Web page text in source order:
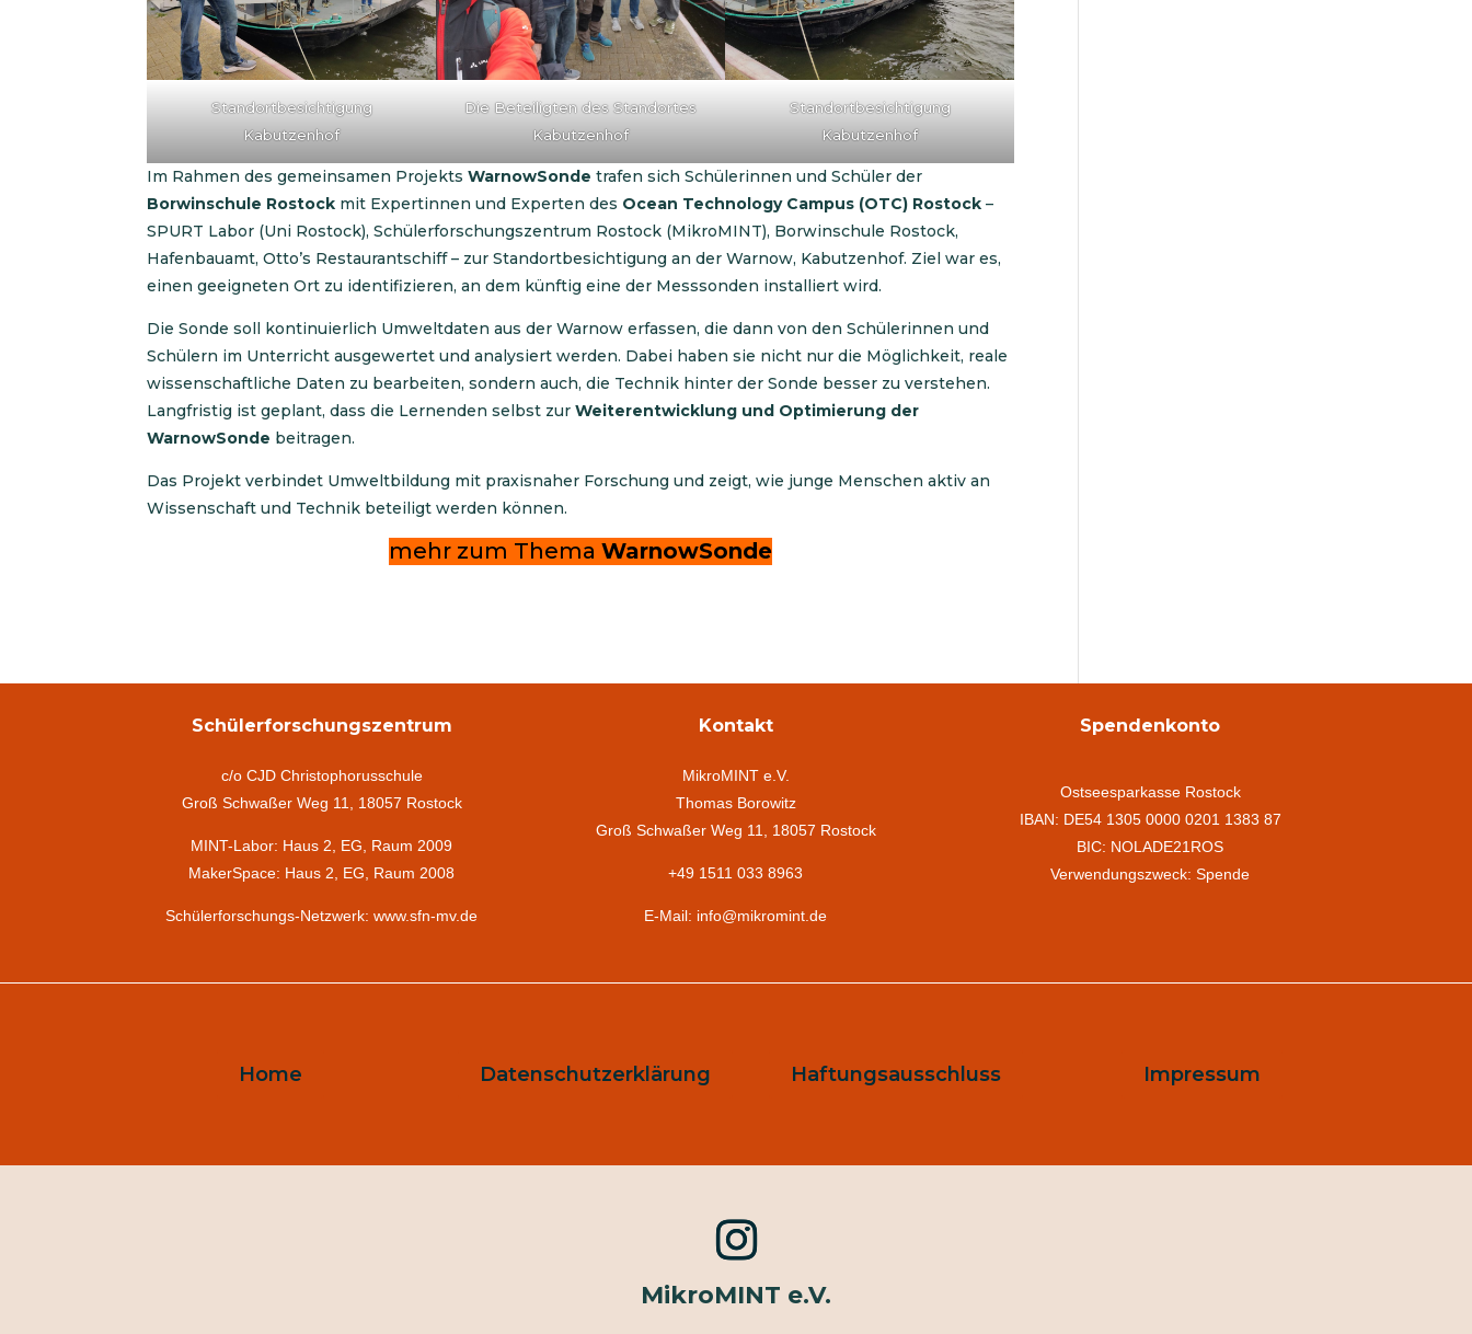
Standortbesichtigung
Kabutzenhof
Die Beteiligten des Standortes
Kabutzenhof
Standortbesichtigung
Kabutzenhof
Im Rahmen des gemeinsamen ProjektsWarnowSonde trafen sich Schülerinnen und Schüler der
Borwinschule Rostock mit Expertinnen und Experten des Ocean Technology Campus (OTC) Rostock –
SPURT Labor (Uni Rostock), Schülerforschungszentrum Rostock (MikroMINT), Borwinschule Rostock,
Hafenbauamt, Otto’s Restaurantschiff – zur Standortbesichtigung an der Warnow, Kabutzenhof. Ziel war es,
einen geeigneten Ort zu identifizieren, an dem künftig eine der Messsonden installiert wird.
Die Sonde soll kontinuierlich Umweltdaten aus der Warnow erfassen, die dann von den Schülerinnen und
Schülern im Unterricht ausgewertet und analysiert werden. Dabei haben sie nicht nur die Möglichkeit, reale
wissenschaftliche Daten zu bearbeiten, sondern auch, die Technik hinter der Sonde besser zu verstehen.
Langfristig ist geplant, dass die Lernenden selbst zurWeiterentwicklung und Optimierung der
WarnowSonde beitragen.
Das Projekt verbindet Umweltbildung mit praxisnaher Forschung und zeigt, wie junge Menschen aktiv an
Wissenschaft und Technik beteiligt werden können.
mehr zum ThemaWarnowSonde
Schülerforschungszentrum
c/o CJD Christophorusschule
Groß Schwaßer Weg 11, 18057 Rostock
MINT-Labor: Haus 2, EG, Raum 2009
MakerSpace: Haus 2, EG, Raum 2008
Schülerforschungs-Netzwerk: www.sfn-mv.de
Kontakt
MikroMINT e.V.
Thomas Borowitz
Groß Schwaßer Weg 11, 18057 Rostock
+49 1511 033 8963
E-Mail: info@mikromint.de
Spendenkonto
Ostseesparkasse Rostock
IBAN: DE54 1305 0000 0201 1383 87
BIC: NOLADE21ROS
Verwendungszweck: Spende
Home Datenschutzerklärung Haftungsausschluss Impressum
MikroMINT e.V.